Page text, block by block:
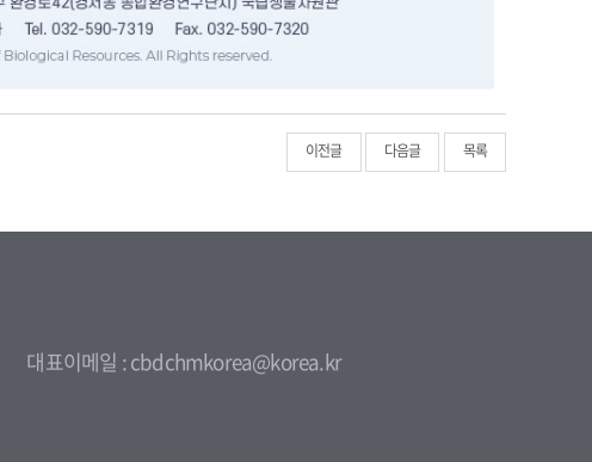
이전글 다음글 목록
대표이메일 : cbdchmkorea@korea.kr